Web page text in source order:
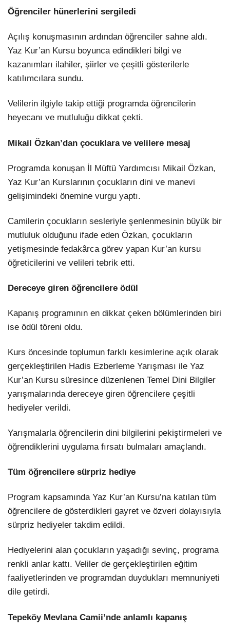
Öğrenciler hünerlerini sergiledi
Açılış konuşmasının ardından öğrenciler sahne aldı.
Yaz Kur’an Kursu boyunca edindikleri bilgi ve
kazanımları ilahiler, şiirler ve çeşitli gösterilerle
katılımcılara sundu.
Velilerin ilgiyle takip ettiği programda öğrencilerin
heyecanı ve mutluluğu dikkat çekti.
Mikail Özkan’dan çocuklara ve velilere mesaj
Programda konuşan İl Müftü Yardımcısı Mikail Özkan,
Yaz Kur’an Kurslarının çocukların dini ve manevi
gelişimindeki önemine vurgu yaptı.
Camilerin çocukların sesleriyle şenlenmesinin büyük bir
mutluluk olduğunu ifade eden Özkan, çocukların
yetişmesinde fedakârca görev yapan Kur’an kursu
öğreticilerini ve velileri tebrik etti.
Dereceye giren öğrencilere ödül
Kapanış programının en dikkat çeken bölümlerinden biri
ise ödül töreni oldu.
Kurs öncesinde toplumun farklı kesimlerine açık olarak
gerçekleştirilen Hadis Ezberleme Yarışması ile Yaz
Kur’an Kursu süresince düzenlenen Temel Dini Bilgiler
yarışmalarında dereceye giren öğrencilere çeşitli
hediyeler verildi.
Yarışmalarla öğrencilerin dini bilgilerini pekiştirmeleri ve
öğrendiklerini uygulama fırsatı bulmaları amaçlandı.
Tüm öğrencilere sürpriz hediye
Program kapsamında Yaz Kur’an Kursu’na katılan tüm
öğrencilere de gösterdikleri gayret ve özveri dolayısıyla
sürpriz hediyeler takdim edildi.
Hediyelerini alan çocukların yaşadığı sevinç, programa
renkli anlar kattı. Veliler de gerçekleştirilen eğitim
faaliyetlerinden ve programdan duydukları memnuniyeti
dile getirdi.
Tepeköy Mevlana Camii’nde anlamlı kapanış